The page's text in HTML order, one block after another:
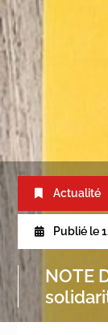
Actualité
Publié le
NOTE